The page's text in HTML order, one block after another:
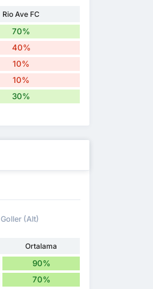
Rio Ave FC
70%
40%
10%
10%
30%
Goller (Alt)
Ortalama
90%
70%